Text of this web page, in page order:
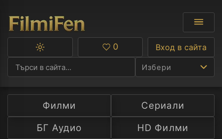
Избери
Ф
С
Превключване
тъмна
тема
Любими
0 Вход в сайта
Филми
Сериали
БГ Аудио
HD Филми